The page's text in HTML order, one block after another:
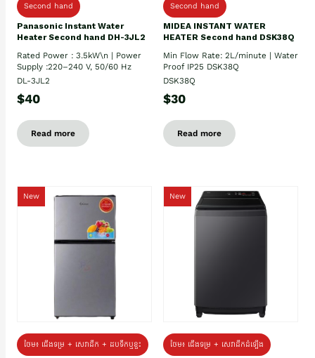
Second hand
Panasonic Instant Water
Heater Second hand DH-3JL2
Rated Power : 3.5kW\n | Power
Supply :220–240 V, 50/60 Hz
DL-3JL2
$40
Read more
Second hand
MIDEA INSTANT WATER
HEATER Second hand DSK38Q
Min Flow Rate: 2L/minute | Water
Proof IP25 DSK38Q
DSK38Q
$30
Read more
New
ថែម៖ ជេីងទម្រ + សេវាដឹក + ដបទឹកឬខ្ទះ
New
ថែម៖ ជើងទម្រ + សេវាដឹកដំឡើង